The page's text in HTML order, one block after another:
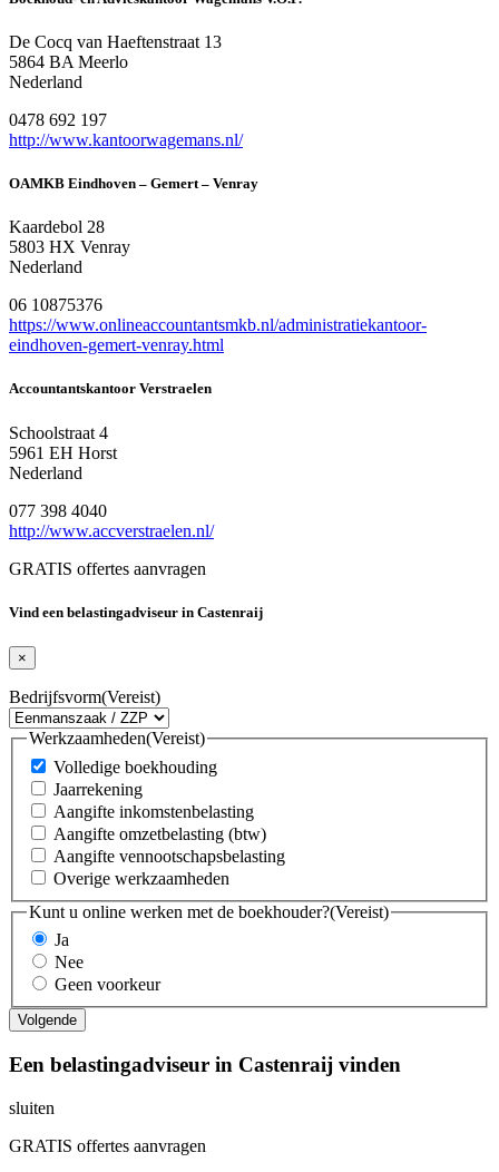
De Cocq van Haeftenstraat 13
5864 BA Meerlo
Nederland
0478 692 197
http://www.kantoorwagemans.nl/
OAMKB Eindhoven – Gemert – Venray
Kaardebol 28
5803 HX Venray
Nederland
06 10875376
https://www.onlineaccountantsmkb.nl/administratiekantoor-
eindhoven-gemert-venray.html
Accountantskantoor Verstraelen
Schoolstraat 4
5961 EH Horst
Nederland
077 398 4040
http://www.accverstraelen.nl/
GRATIS offertes aanvragen
Vind een belastingadviseur in Castenraij
×
Bedrijfsvorm(Vereist)
Werkzaamheden(Vereist)
Volledige boekhouding
Jaarrekening
Aangifte inkomstenbelasting
Aangifte omzetbelasting (btw)
Aangifte vennootschapsbelasting
Overige werkzaamheden
Kunt u online werken met de boekhouder?(Vereist)
Ja
Nee
Geen voorkeur
Een belastingadviseur in Castenraij vinden
sluiten
GRATIS offertes aanvragen